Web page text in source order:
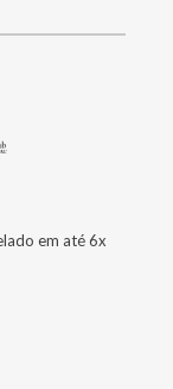
em até 6x